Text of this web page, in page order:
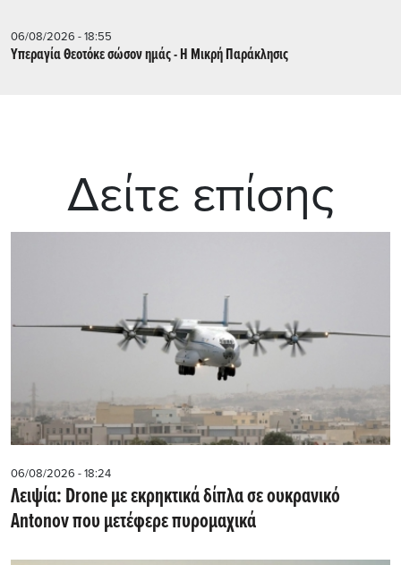
06/08/2026 - 18:55
Υπεραγία Θεοτόκε σώσον ημάς - Η Μικρή Παράκλησις
Δείτε επίσης
06/08/2026 - 18:24
Λειψία: Drone με εκρηκτικά δίπλα σε ουκρανικό
Antonov που μετέφερε πυρομαχικά